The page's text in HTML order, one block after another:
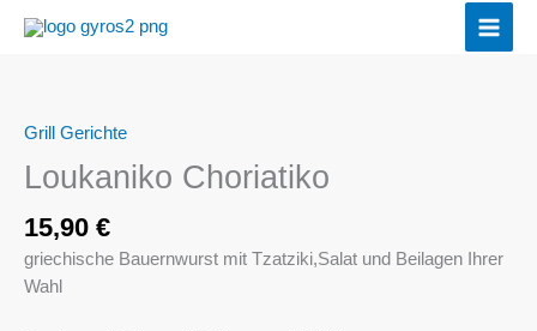
Inhalt
Grill Gerichte
Loukaniko Choriatiko
15,90 €
griechische Bauernwurst mit Tzatziki,Salat und Beilagen Ihrer
Wahl
Loukaniko
Choriatiko
Menge